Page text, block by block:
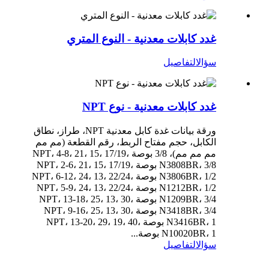
غدد كابلات معدنية - النوع المتري
سؤالالتفاصيل
غدد كابلات معدنية - نوع NPT
ورقة بيانات غدة كابل معدنية NPT، طراز، نطاق
الكابل، حجم مفتاح الربط، رقم القطعة (مم مم
مم مم مم)، 3/8 بوصة NPT، 4-8، 21، 15، 17/19،
N3808BR، 3/8 بوصة NPT، 2-6، 21، 15، 17/19،
N3806BR، 1/2 بوصة NPT، 6-12، 24، 13، 22/24،
N1212BR، 1/2 بوصة NPT، 5-9، 24، 13، 22/24،
N1209BR، 3/4 بوصة NPT، 13-18، 25، 13، 30،
N3418BR، 3/4 بوصة NPT، 9-16، 25، 13، 30،
N3416BR، 1 بوصة NPT، 13-20، 29، 19، 40،
N10020BR، 1 بوصة...
سؤالالتفاصيل